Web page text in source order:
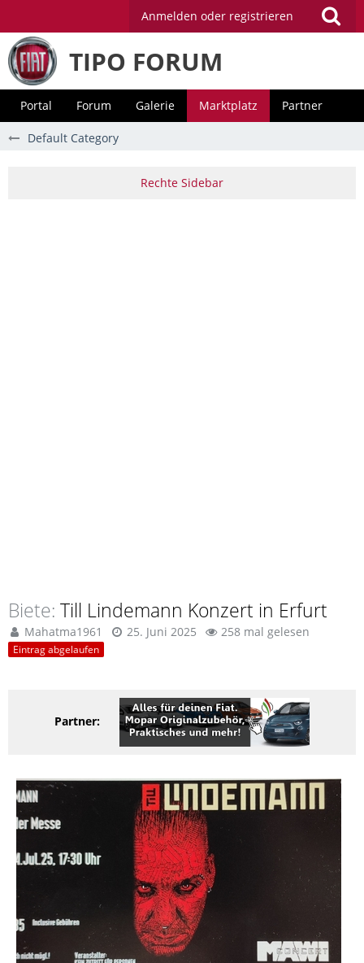
Anmelden oder registrieren
TIPO FORUM
Portal Forum Galerie Marktplatz Partner
Default Category
Biete Till Lindemann Konzert in Erfurt
Mahatma1961 25. Juni 2025 258 mal gelesen
Eintrag abgelaufen
Partner: